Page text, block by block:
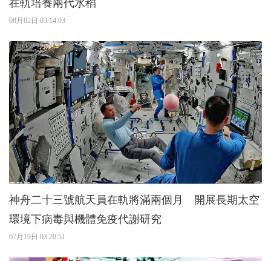
在軌培養兩代水稻
08月02日 03:14:03
神舟二十三號航天員在軌將滿兩個月 開展長期太空
環境下病毒與機體免疫代謝研究
07月19日 03:20:51